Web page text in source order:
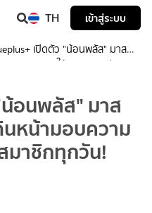
TH เข้าสู่ระบบ
เปิดตัว "น้อนพลัส" มาส
ละสิทธิพิเศษให้สมาชิกทุกวัน!
อนพลัส" มาส
หน้ามอบความ
มาชิกทุกวัน!